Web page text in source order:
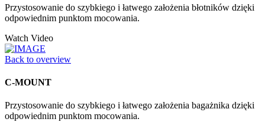
Przystosowanie do szybkiego i łatwego założenia błotników dzięki
odpowiednim punktom mocowania.
Watch Video
Back to overview
C-MOUNT
Przystosowanie do szybkiego i łatwego założenia bagażnika dzięki
odpowiednim punktom mocowania.